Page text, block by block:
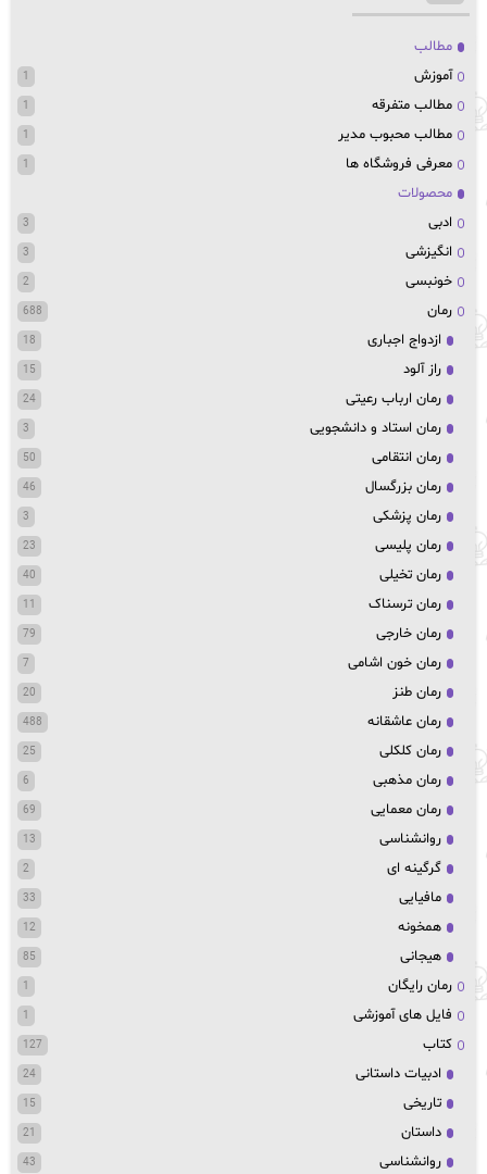
مطالب
آموزش
1
مطالب متفرقه 1
مطالب محبوب مدیر 1
معرفی فروشگاه ها 1
محصولات
ادبی
3
انگیزشی 3
خونبسی 2
رمان 688
ازدواج اجباری 18
راز آلود 15
رمان ارباب رعیتی 24
رمان استاد و دانشجویی 3
رمان انتقامی 50
رمان بزرگسال 46
رمان پزشکی 3
رمان پلیسی 23
رمان تخیلی 40
رمان ترسناک 11
رمان خارجی 79
رمان خون اشامی 7
رمان طنز 20
رمان عاشقانه 488
رمان کلکلی 25
رمان مذهبی 6
رمان معمایی 69
روانشناسی 13
گرگینه ای 2
مافیایی 33
همخونه 12
هیجانی 85
رمان رایگان 1
فایل های آموزشی 1
کتاب 127
ادبیات داستانی 24
تاریخی 15
داستان 21
روانشناسی 43